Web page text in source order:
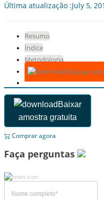
Última atualização :July 5,
Resumo
Índice
Metodologia
Baixar
Baixar
amostra gratuita
Comprar agora
Faça perguntas